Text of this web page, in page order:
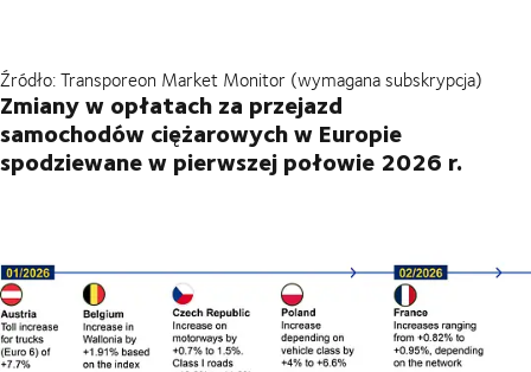
Źródło: Transporeon Market Monitor (wymagana subskrypcja)
Zmiany w opłatach za przejazd
samochodów ciężarowych w Europie
spodziewane w pierwszej połowie 2026 r.